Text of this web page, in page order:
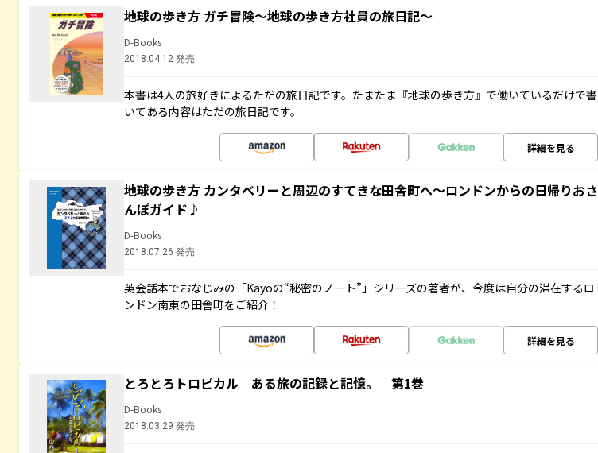
地球の歩き方 ガチ冒険～地球の歩き方社員の旅日記～
D-Books
2018.04.12 発売
本書は4人の旅好きによるただの旅日記です。たまたま『地球の歩き方』で働いているだけで書
いてある内容はただの旅日記です。
詳細を見る
地球の歩き方 カンタベリーと周辺のすてきな田舎町へ～ロンドンからの日帰りおさ
んぽガイド♪
D-Books
2018.07.26 発売
英会話本でおなじみの「Kayoの“秘密のノート”」シリーズの著者が、今度は自分の滞在するロ
ンドン南東の田舎町をご紹介！
詳細を見る
とろとろトロピカル ある旅の記録と記憶。 第1巻
D-Books
2018.03.29 発売